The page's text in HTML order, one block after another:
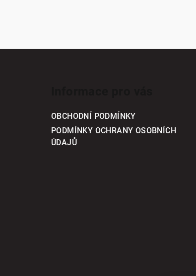
OBCHODNÍ PODMÍNKY
PODMÍNKY OCHRANY OSOBNÍCH
ÚDAJŮ